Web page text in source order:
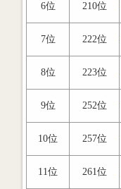
6位 210位
7位 222位
8位 223位
9位 252位
10位 257位
11位 261位